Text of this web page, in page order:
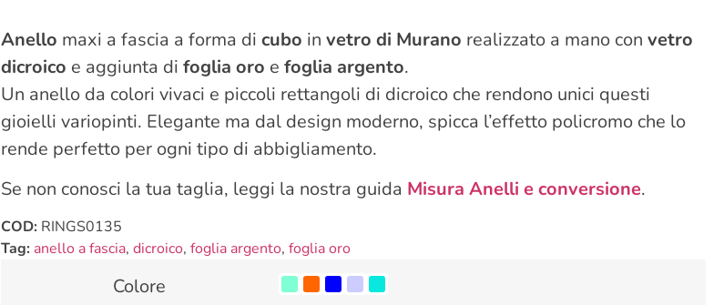
Anello maxi a fascia a forma di cubo in vetro di Murano realizzato a mano con vetro
dicroico e aggiunta di foglia oro e foglia argento.
Un anello da colori vivaci e piccoli rettangoli di dicroico che rendono unici questi
gioielli variopinti. Elegante ma dal design moderno, spicca l’effetto policromo che lo
rende perfetto per ogni tipo di abbigliamento.
Se non conosci la tua taglia, leggi la nostra guida Misura Anelli e conversione.
COD: RINGS0135
Tag: anello a fascia, dicroico, foglia argento, foglia oro
Colore